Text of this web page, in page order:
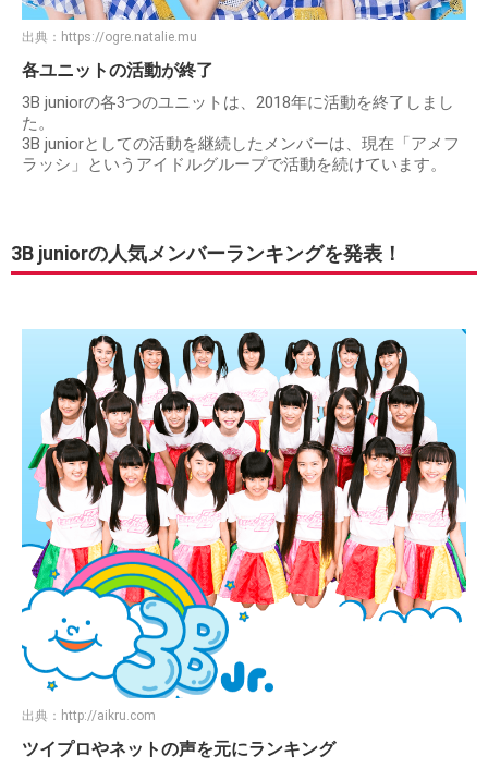
出典： https://ogre.natalie.mu
各ユニットの活動が終了
3B juniorの各3つのユニットは、2018年に活動を終了しまし
た。
3B juniorとしての活動を継続したメンバーは、現在「アメフ
ラッシ」というアイドルグループで活動を続けています。
3B juniorの人気メンバーランキングを発表！
出典： http://aikru.com
ツイプロやネットの声を元にランキング